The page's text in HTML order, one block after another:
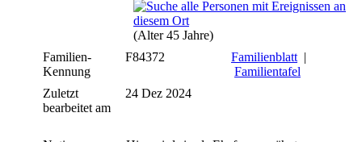
(Alter 45 Jahre)
Familien-
Kennung
F84372 Familienblatt |
Familientafel
Zuletzt
bearbeitet am
24 Dez 2024